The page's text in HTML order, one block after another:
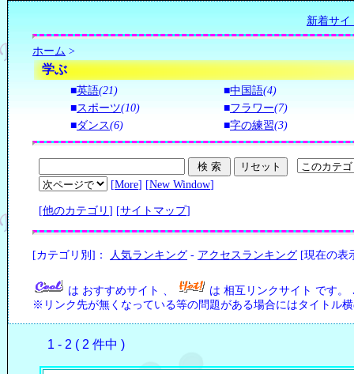
新着サイ
ホーム >
学ぶ
■英語(21) ■中国語(4)
■スポーツ(10) ■フラワー(7)
■ダンス(6) ■字の練習(3)
[More] [New Window]
[他のカテゴリ ] [サイトマップ]
[カテゴリ別]： 人気ランキング - アクセスランキング [現在の表
は おすすめサイト 、 は 相互リンクサイト です。
※リンク先が無くなっている等の問題がある場合にはタイトル
1 - 2 ( 2 件中 )